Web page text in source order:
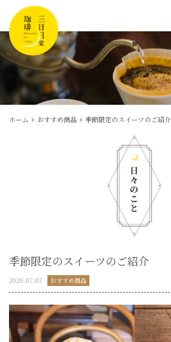
ホーム おすすめ商品 季節限定のスイーツのご紹介
季節限定のスイーツのご紹介
2020.07.07 おすすめ商品